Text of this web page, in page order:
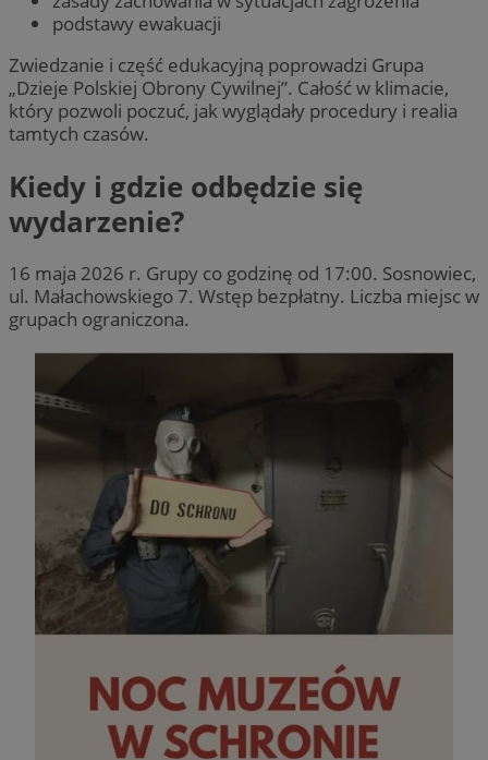
podstawy ewakuacji
Zwiedzanie i część edukacyjną poprowadzi Grupa
„Dzieje Polskiej Obrony Cywilnej”. Całość w klimacie,
który pozwoli poczuć, jak wyglądały procedury i realia
tamtych czasów.
Kiedy i gdzie odbędzie się
wydarzenie?
16 maja 2026 r. Grupy co godzinę od 17:00. Sosnowiec,
ul. Małachowskiego 7. Wstęp bezpłatny. Liczba miejsc w
grupach ograniczona.